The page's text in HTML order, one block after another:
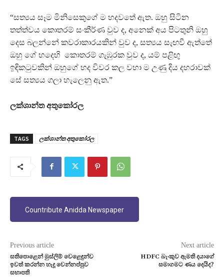
“සත්‍යය සෑම මිනිසෙකුගේ ම හදවතේ ඇත. ඔහු සිටින
තත්ත්වය කොතරම් සංකීර්ණ වුව ද, අනෙක් අය පිටතුනි ඔහු
දෙස බලන්නේ කවරාකාරයකින් වුව ද, සත්‍යය සැඟවී ඇත්තේ
ඔහු ගේ හදෙහි කොතරම් ගැඹුරක වුව ද, යම් පළිඟු
ඉඳිකටුවකින් ඔහුගේ හද විවර කල වහා ම උණු දිය දහරාවක්
සේ සත්‍යය ගලා හැලෙනු ඇත.”
ලක්ශාන්ත අතුකෝරල
TAGS ලක්ශාන්ත අතුකෝරල
Countribute Anidda Newspaper
Previous article
සතිපොළෙන් මුස්ලිම් වෙළෙඳුන්ව
ඉවත් කරන්න හැදූ වෙන්නප්පුව
සභාපති
Next article
HDFC බැංකුව ඇමති දයාගේ
සමාගමට ණය දෙයිද?